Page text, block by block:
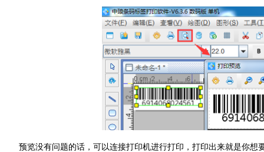
预览没有问题的话，可以连接打印机进行打印，打印出来就是你想